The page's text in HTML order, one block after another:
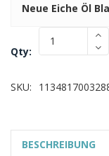
Neue Eiche Öl
Qty:
SKU:
BESCHREIBUNG